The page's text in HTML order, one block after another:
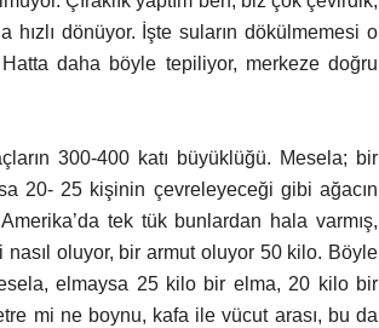
dönüyor. İşte suların dökülmemesi o
daha böyle tepiliyor, merkeze doğru
300-400 katı büyüklüğü. Mesela; bir
20- 25 kişinin çevreleyeceği gibi ağacın
tek tük bunlardan hala varmış,
nasıl oluyor, bir armut oluyor 50 kilo. Böyle
elmaysa 25 kilo bir elma, 20 kilo bir
mi ne boynu, kafa ile vücut arası, bu da